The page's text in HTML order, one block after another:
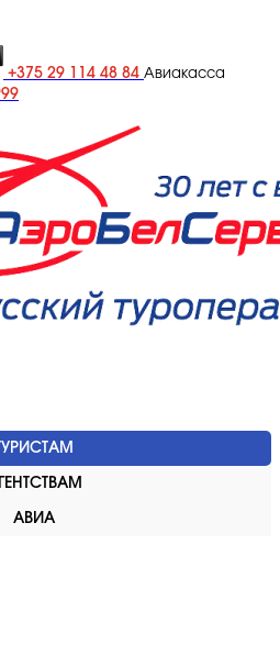
+375 29 114 48 84 Авиакасса
ТУРИСТАМ
АВИА